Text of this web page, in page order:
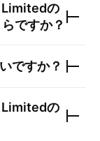
の
ですか？
ですか？
の